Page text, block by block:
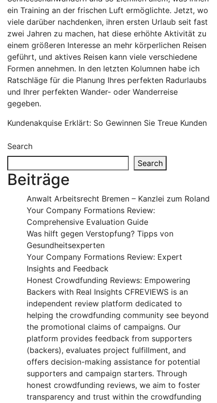
ein Training an der frischen Luft ermöglichte. Jetzt, wo
viele darüber nachdenken, ihren ersten Urlaub seit fast
zwei Jahren zu machen, hat diese erhöhte Aktivität zu
einem größeren Interesse an mehr körperlichen Reisen
geführt, und aktives Reisen kann viele verschiedene
Formen annehmen. In den letzten Kolumnen habe ich
Ratschläge für die Planung Ihres perfekten Radurlaubs
und Ihrer perfekten Wander- oder Wanderreise
gegeben.
Post
navigation
Kundenakquise Erklärt: So Gewinnen Sie Treue Kunden
Search
Search
Beiträge
Anwalt Arbeitsrecht Bremen – Kanzlei zum Roland
Your Company Formations Review:
Comprehensive Evaluation Guide
Was hilft gegen Verstopfung? Tipps von
Gesundheitsexperten
Your Company Formations Review: Expert
Insights and Feedback
Honest Crowdfunding Reviews: Empowering
Backers with Real Insights CFREVIEWS is an
independent review platform dedicated to
helping the crowdfunding community see beyond
the promotional claims of campaigns. Our
platform provides feedback from supporters
(backers), evaluates project fulfillment, and
offers decision-making assistance for potential
supporters and campaign starters. Through
honest crowdfunding reviews, we aim to foster
transparency and trust within the crowdfunding